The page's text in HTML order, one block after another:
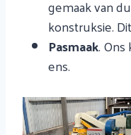
gemaak van
konstruksie.
Pasmaak. Ons
ens.